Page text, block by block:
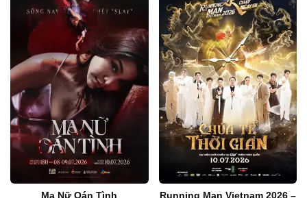
Ma Nữ Oán Tình
Running Man Vietnam 2026 –